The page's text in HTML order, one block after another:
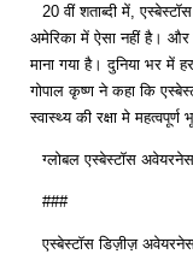
20 वीं शताब्दी में,
अमेरिका में ऐसा नहीं है। और
माना गया है। दुनिया भर में
गोपाल कृष्ण ने कहा कि
स्वास्थ्य की रक्षा मे महत्वपूर्ण
ग्लोबल एस्बेस्टॉस
###
एस्बेस्टॉस डिज़ीज़